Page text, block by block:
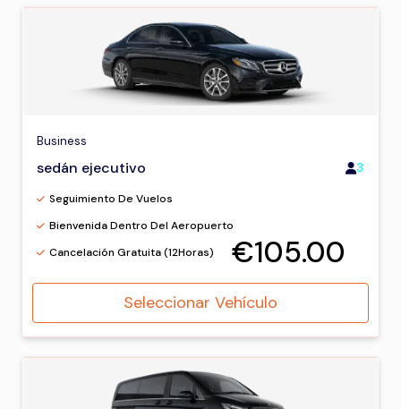
Business
sedán ejecutivo 3
Seguimiento De Vuelos
Bienvenida Dentro Del Aeropuerto
Cancelación Gratuita (12Horas)
€105.00
Seleccionar Vehículo